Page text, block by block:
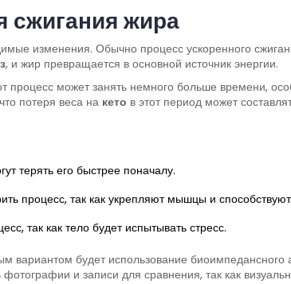
сжигания жира
изменения. Обычно процесс ускоренного
, и жир превращается в основной источник энергии.
процесс может занять немного больше времени,
потеря веса на кето в этот период может
терять его быстрее поначалу.
процесс, так как укрепляют мышцы и
так как тело будет испытывать стресс.
вариантом будет использование
и записи для сравнения, так как